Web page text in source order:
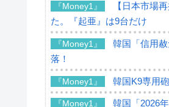
『Money1』
【日本市場
た。『起亜』は9台だけ
『Money1』
韓国「信用
落！
『Money1』 韓国K9専用
『Money1』 韓国「2026